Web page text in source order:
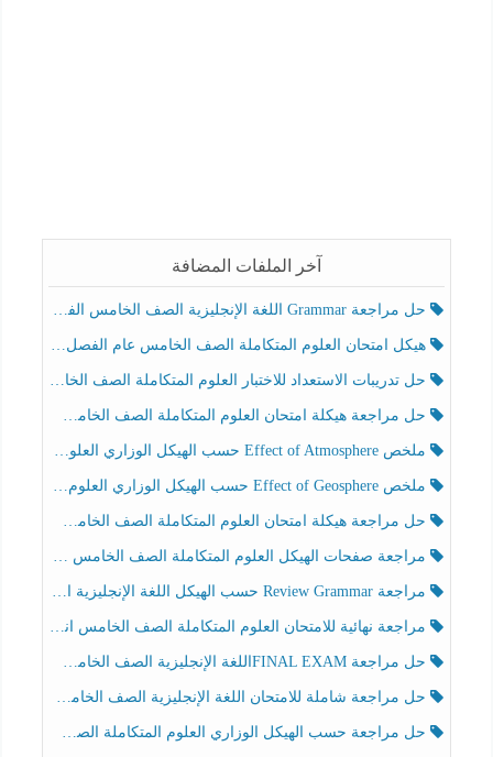
آخر الملفات المضافة
حل مراجعة Grammar اللغة الإنجليزية الصف الخامس الفصل الثالث
هيكل امتحان العلوم المتكاملة الصف الخامس عام الفصل الدراسي الثالث 2025-2026
حل تدريبات الاستعداد للاختبار العلوم المتكاملة الصف الخامس عام الفصل الثالث
حل مراجعة هيكلة امتحان العلوم المتكاملة الصف الخامس انسبير الفصل الثالث
ملخص Effect of Atmosphere حسب الهيكل الوزاري العلوم المتكاملة الصف الخامس انسبير الفصل الثالث
ملخص Effect of Geosphere حسب الهيكل الوزاري العلوم المتكاملة الصف الخامس انسبير الفصل الثالث
حل مراجعة هيكلة امتحان العلوم المتكاملة الصف الخامس عام الفصل الثالث
مراجعة صفحات الهيكل العلوم المتكاملة الصف الخامس انسبير الفصل الثالث
مراجعة Review Grammar حسب الهيكل اللغة الإنجليزية الصف الخامس الفصل الثالث
مراجعة نهائية للامتحان العلوم المتكاملة الصف الخامس انسبير الفصل الثالث
حل مراجعة FINAL EXAMاللغة الإنجليزية الصف الخامس الفصل الثالث
حل مراجعة شاملة للامتحان اللغة الإنجليزية الصف الخامس الفصل الثالث
حل مراجعة حسب الهيكل الوزاري العلوم المتكاملة الصف الخامس عام الفصل الثالث